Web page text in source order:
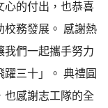
心的付出，也恭喜
校務發展。 感謝熱
我們一起攜手努力
三十」。 典禮圓
也感謝志工隊的全